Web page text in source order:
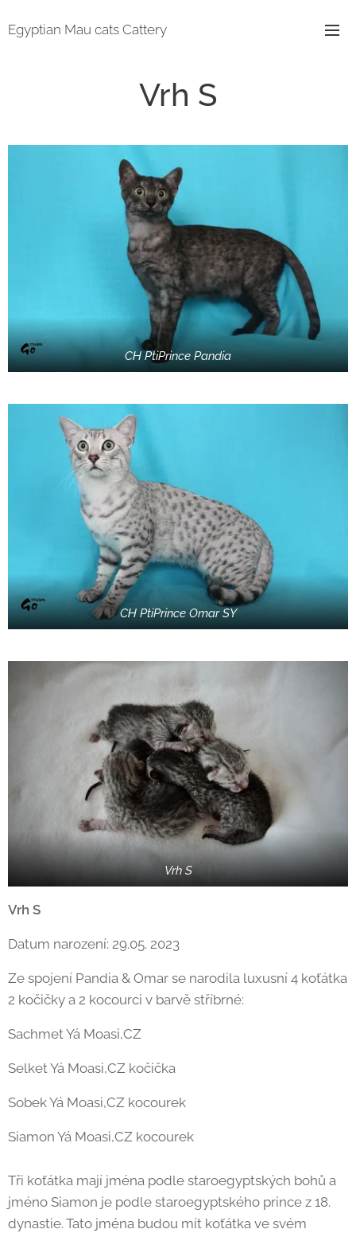
Egyptian Mau cats Cattery
Vrh S
CH PtiPrince Pandia
CH PtiPrince Omar SY
Vrh S
Vrh S
Datum narození: 29.05. 2023
Ze spojení Pandia & Omar se narodila luxusní 4 koťátka
2 kočičky a 2 kocourci v barvě stříbrné:
Sachmet Yá Moasi,CZ
Selket Yá Moasi,CZ kočička
Sobek Yá Moasi,CZ kocourek
Siamon Yá Moasi,CZ kocourek
Tři koťátka mají jména podle staroegyptských bohů a
jméno Siamon je podle staroegyptského prince z 18.
dynastie. Tato jména budou mít koťátka ve svém